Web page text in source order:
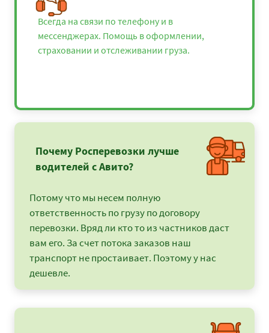
Всегда на связи по телефону и в
мессенджерах. Помощь в оформлении,
страховании и отслеживании груза.
Почему Росперевозки лучше
водителей с Авито?
Потому что мы несем полную
ответственность по грузу по договору
перевозки. Вряд ли кто то из частников даст
вам его. За счет потока заказов наш
транспорт не простаивает. Поэтому у нас
дешевле.